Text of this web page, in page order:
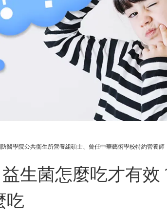
醫學院公共衛生所營養組碩士、曾任中華藝術學校特約營養師
麼吃才有效 ?
吃